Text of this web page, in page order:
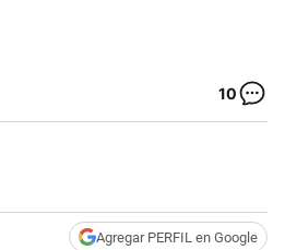
10
Agregar PERFIL en Google